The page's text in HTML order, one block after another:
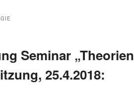
Seminar „Theorien
25.4.2018: